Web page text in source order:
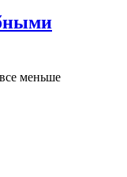
меньше